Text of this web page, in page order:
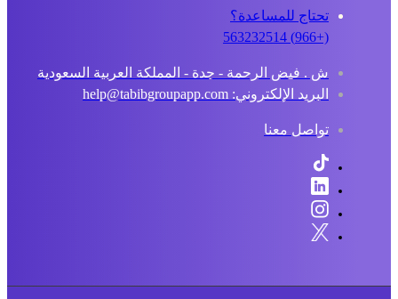
تحتاج للمساعدة؟
ش . فيض الرحمة - جدة - المملكة العربية السعودية
البريد الإلكتروني: help@tabibgroupapp.com
تواصل معنا